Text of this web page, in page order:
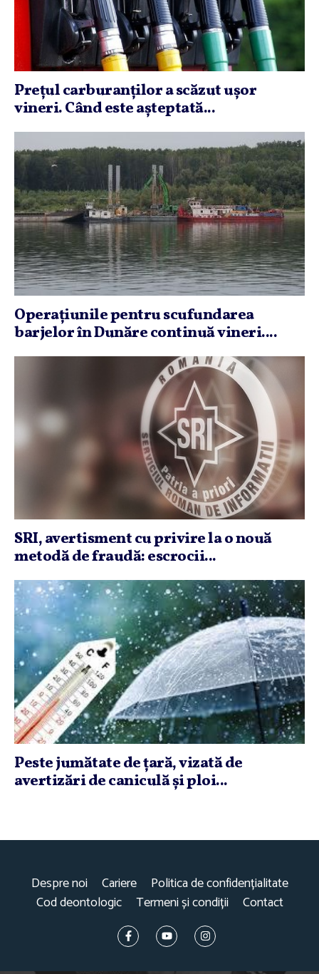
Preţul carburanţilor a scăzut uşor
vineri. Când este aşteptată...
Operaţiunile pentru scufundarea
barjelor în Dunăre continuă vineri....
SRI, avertisment cu privire la o nouă
metodă de fraudă: escrocii...
Peste jumătate de ţară, vizată de
avertizări de caniculă şi ploi...
Despre noi Cariere
Politica de confidențialitate
Cod deontologic
Termeni și condiții Contact